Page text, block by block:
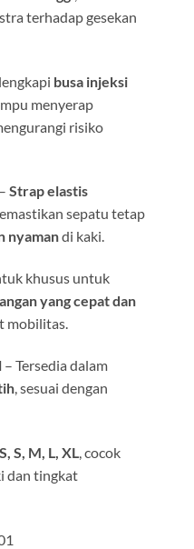
terhadap gesekan
busa injeksi
menyerap
risiko
Strap elastis
sepatu tetap
nyamandi kaki.
khusus untuk
yang cepat dan
mobilitas.
– Tersedia dalam
, sesuai dengan
S, M, L, XL , cocok
dan tingkat